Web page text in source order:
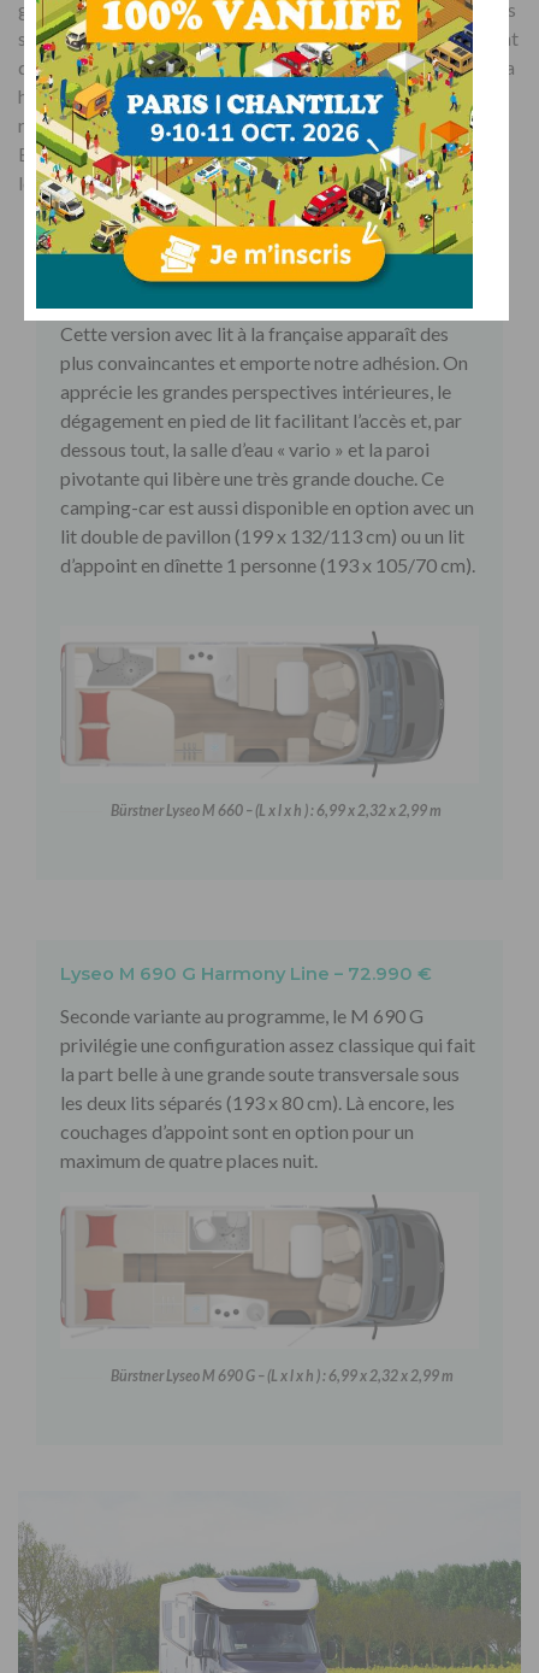
gestion rationnelle des espaces. À l’image des Lyseo TD, mais
sans le double plancher technique, il privilégie le plancher plat
qui s’étire de la chambre à la cabine. Bons points aussi pour la
hauteur intérieure de 2,05 m et la salle de bains «Vario»
réinterprétée et totalement impressionnante sur le M 660 !
Elle permet de dégager un espace de douche de 1,22 m de
long. Qui dit mieux ?
Lyseo M 660 Harmony Line – 72.990 €
Cette version avec lit à la française apparaît des
plus convaincantes et emporte notre adhésion. On
apprécie les grandes perspectives intérieures, le
dégagement en pied de lit facilitant l’accès et, par
dessous tout, la salle d’eau « vario » et la paroi
pivotante qui libère une très grande douche. Ce
camping-car est aussi disponible en option avec un
lit double de pavillon (199 x 132/113 cm) ou un lit
d’appoint en dînette 1 personne (193 x 105/70 cm).
Bürstner Lyseo M 660 – (L x l x h ) : 6,99 x 2,32 x 2,99 m
Lyseo M 690 G Harmony Line – 72.990 €
Seconde variante au programme, le M 690 G
privilégie une configuration assez classique qui fait
la part belle à une grande soute transversale sous
les deux lits séparés (193 x 80 cm). Là encore, les
couchages d’appoint sont en option pour un
maximum de quatre places nuit.
Bürstner Lyseo M 690 G – (L x l x h ) : 6,99 x 2,32 x 2,99 m